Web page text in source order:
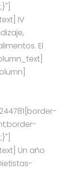
IV
El
Un año